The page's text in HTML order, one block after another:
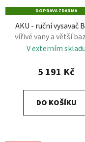
DOPRAVA ZDARMA
AKU - ruční vysavač
vířivé vany a větší
V externím skladu
5 191 Kč
DO KOŠÍKU